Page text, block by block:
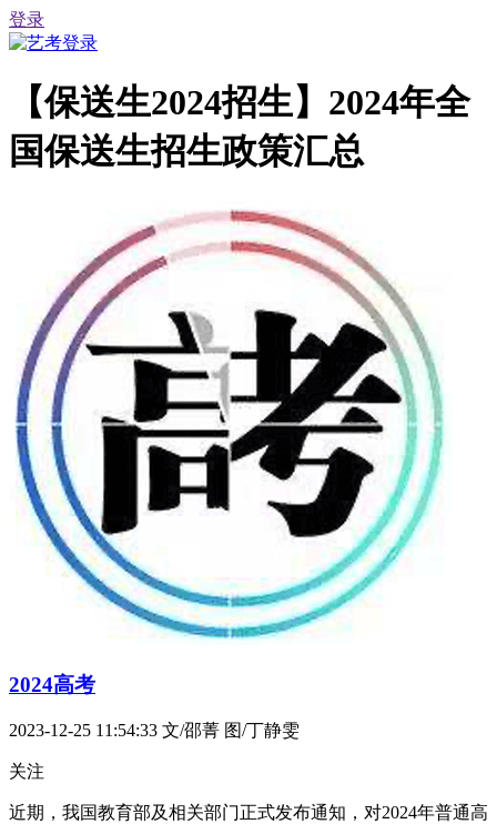
登录
【保送生2024招生】2024年全
国保送生招生政策汇总
2024高考
2023-12-25 11:54:33 文/邵菁 图/丁静雯
关注
近期，我国教育部及相关部门正式发布通知，对2024年普通高